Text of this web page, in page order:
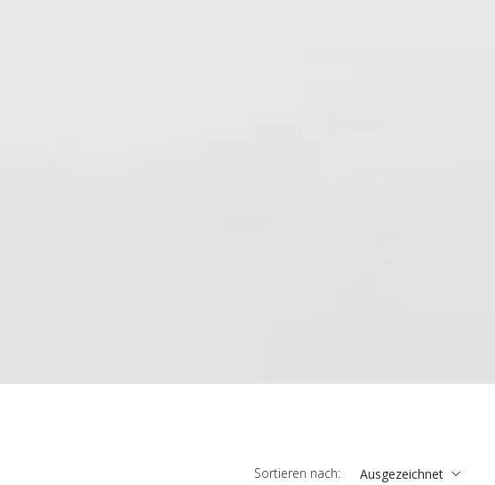
Sortieren nach: Ausgezeichnet